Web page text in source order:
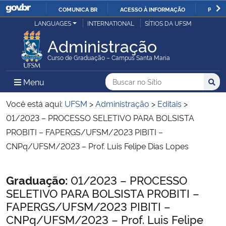
IR
O
COMUNICA BR ACESSO À INFORMAÇÃO
Ministério da Justiça e Segurança Pública
Ministério da Defesa
Ministério das Relações Exteriores
Ministério da Economia
Ministério da Infraestrutura
Ministério da Agricultura, Pecuária e Abastecimento
Ministério da Educação
LANGUAGES INTERNATIONAL SÍTIOS DA UFSM
Administração
Curso de Graduação – Campus Santa Maria
Menu Menu Principal do Sítio
Busca
Buscar no no Sítio
Busca:
Você está aqui: UFSM >Administração > Editais >
01/2023 – PROCESSO SELETIVO PARA BOLSISTA
PROBITI – FAPERGS/UFSM/2023 PIBITI –
CNPq/UFSM/2023 – Prof. Luis Felipe Dias Lopes
Início do conteúdo
Graduação: 01/2023 – PROCESSO
SELETIVO PARA BOLSISTA PROBITI –
FAPERGS/UFSM/2023 PIBITI –
CNPq/UFSM/2023 – Prof. Luis Felipe